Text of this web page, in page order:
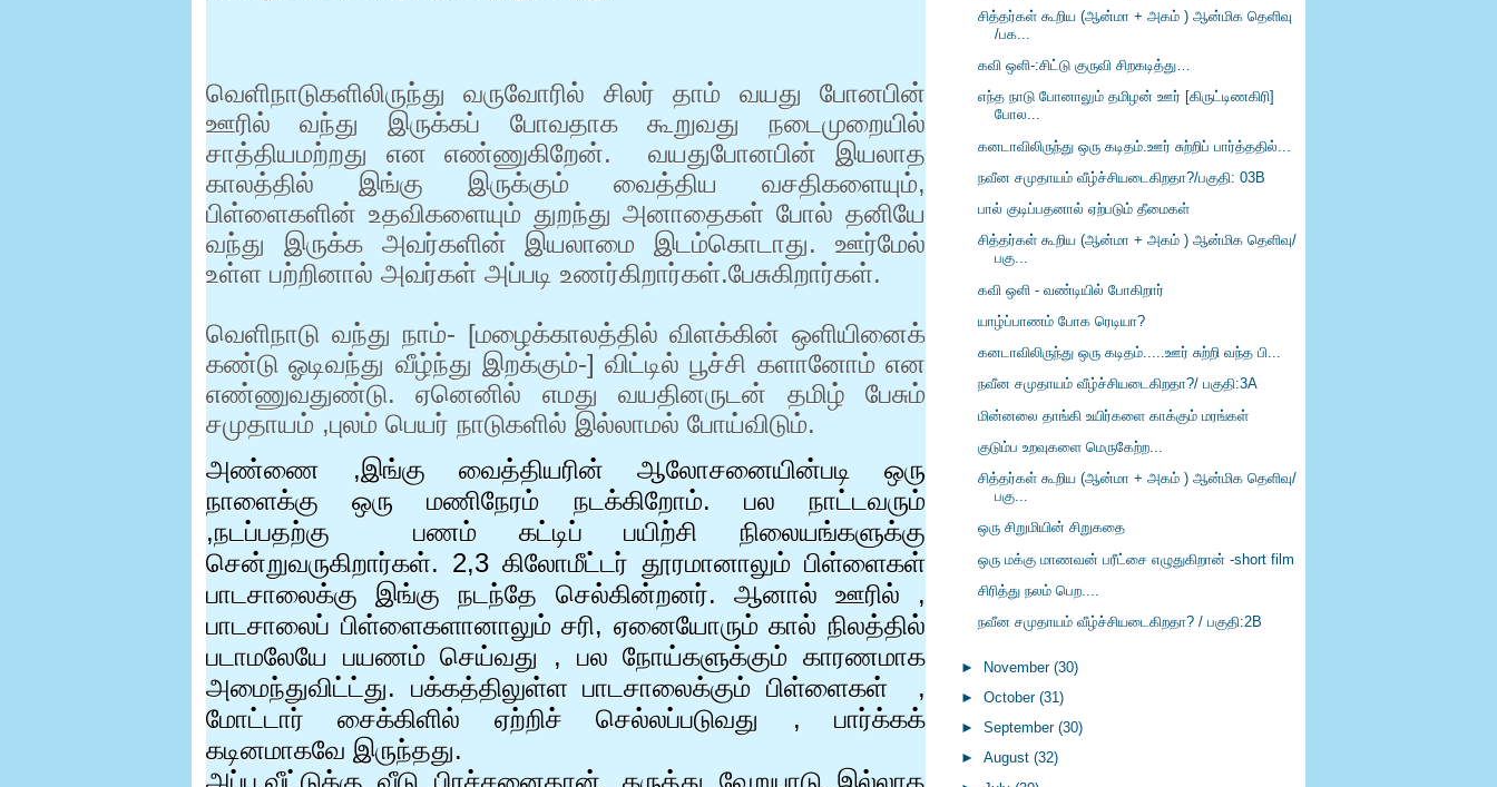
வெளிநாடுகளிலிருந்து வருவோரில் சிலர் தாம் வயது போனபின்
ஊரில் வந்து இருக்கப் போவதாக கூறுவது நடைமுறையில்
சாத்தியமற்றது என எண்ணுகிறேன். வயதுபோனபின் இயலாத
காலத்தில் இங்கு இருக்கும் வைத்திய வசதிகளையும்,
பிள்ளைகளின் உதவிகளையும் துறந்து அனாதைகள் போல் தனியே
வந்து இருக்க அவர்களின் இயலாமை இடம்கொடாது. ஊர்மேல்
உள்ள பற்றினால் அவர்கள் அப்படி உணர்கிறார்கள்.பேசுகிறார்கள்.
வெளிநாடு வந்து நாம்- [மழைக்காலத்தில் விளக்கின் ஒளியினைக்
கண்டு ஓடிவந்து வீழ்ந்து இறக்கும்-] விட்டில் பூச்சி களானோம் என
எண்ணுவதுண்டு. ஏனெனில் எமது வயதினருடன் தமிழ் பேசும்
சமுதாயம் ,புலம் பெயர் நாடுகளில் இல்லாமல் போய்விடும்.
அண்ணை ,இங்கு வைத்தியரின் ஆலோசனையின்படி ஒரு
நாளைக்கு ஒரு மணிநேரம் நடக்கிறோம். பல நாட்டவரும்
,நடப்பதற்கு
பணம் கட்டிப் பயிற்சி நிலையங்களுக்கு
சென்றுவருகிறார்கள். 2,3 கிலோமீட்டர் தூரமானாலும் பிள்ளைகள்
பாடசாலைக்கு இங்கு நடந்தே செல்கின்றனர். ஆனால் ஊரில் ,
பாடசாலைப் பிள்ளைகளானாலும் சரி, ஏனையோரும் கால் நிலத்தில்
படாமலேயே பயணம் செய்வது , பல நோய்களுக்கும் காரணமாக
அமைந்துவிட்ட்து. பக்கத்திலுள்ள பாடசாலைக்கும் பிள்ளைகள்
,
மோட்டார் சைக்கிளில் ஏற்றிச் செல்லப்படுவது ,பார்க்கக்
கடினமாகவே இருந்தது.
அப்பு,வீட்டுக்கு வீடு பிரச்சனைதான். கருத்து வேறுபாடு இல்லாத
சித்தர்கள் கூறிய (ஆன்மா + அகம் ) ஆன்மிக தெளிவு
/பக...
கவி ஒளி-:சிட்டு குருவி சிறகடித்து…
எந்த நாடு போனாலும் தமிழன் ஊர் [கிருட்டிணகிரி]
போல...
கனடாவிலிருந்து ஒரு கடிதம்.ஊர் சுற்றிப் பார்த்ததில்...
நவீன சமுதாயம் வீழ்ச்சியடைகிறதா?/பகுதி: 03B
பால் குடிப்பதனால் ஏற்படும் தீமைகள்
சித்தர்கள் கூறிய (ஆன்மா + அகம் ) ஆன்மிக தெளிவு/
பகு...
கவி ஒளி - வண்டியில் போகிறார்
யாழ்ப்பாணம் போக ரெடியா?
கனடாவிலிருந்து ஒரு கடிதம்.....ஊர் சுற்றி வந்த பி...
நவீன சமுதாயம் வீழ்ச்சியடைகிறதா?/ பகுதி:3A
மின்னலை தாங்கி உயிர்களை காக்கும் மரங்கள்
குடும்ப உறவுகளை மெருகேற்ற...
சித்தர்கள் கூறிய (ஆன்மா + அகம் ) ஆன்மிக தெளிவு/
பகு...
ஒரு சிறுமியின் சிறுகதை
ஒரு மக்கு மாணவன் பரீட்சை எழுதுகிறான் -short film
சிரித்து நலம் பெற....
நவீன சமுதாயம் வீழ்ச்சியடைகிறதா? / பகுதி:2B
► November (30)
► October (31)
► September (30)
► August (32)